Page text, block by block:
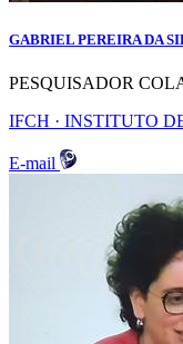
GABRIEL PEREIRA DA
PESQUISADOR
IFCH · INSTITUTO
E-mail